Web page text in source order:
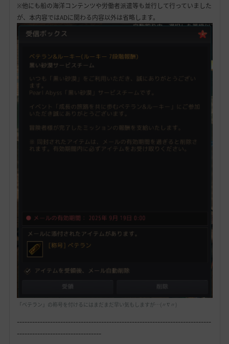
※他にも船の海洋コンテンツや労働者派遣等も並行して行っていました
が、本内容ではADに関わる内容以外は省略します。
「ベテラン」の称号を付けるにはまだまだ早い気もしますが…(〃∇〃)
----------------------------------------------------------------------------
---------------------------------